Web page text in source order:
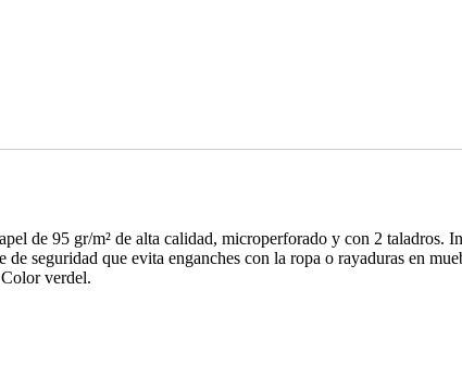
de 95 gr/m² de alta calidad, microperforado y con 2 taladros.
que evita enganches con la ropa o rayaduras en
verdel.